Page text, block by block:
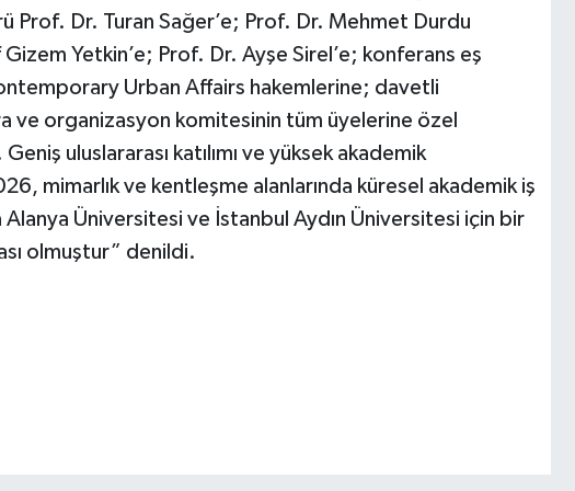
Prof. Dr. Turan Sağer’e; Prof. Dr. Mehmet Durdu
Yetkin’e; Prof. Dr. Ayşe Sirel’e; konferans eş
Urban Affairs hakemlerine; davetli
ve organizasyon komitesinin tüm üyelerine özel
uluslararası katılımı ve yüksek akademik
mimarlık ve kentleşme alanlarında küresel akademik iş
Üniversitesi ve İstanbul Aydın Üniversitesi için bir
olmuştur” denildi.